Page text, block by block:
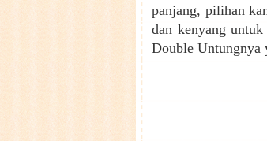
panjang, pilihan
dan kenyang
Double Untungnya